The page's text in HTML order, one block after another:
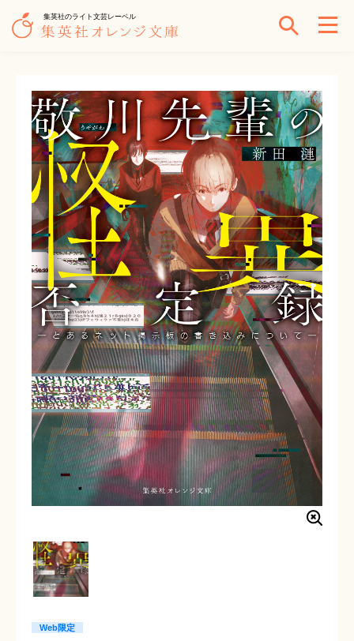
集英社のライト文芸レーベル
Web限定